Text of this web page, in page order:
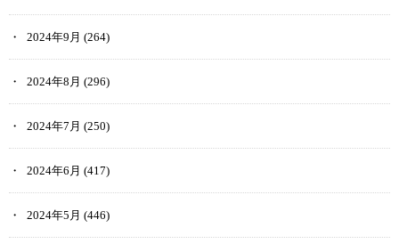
2024年9月 (264)
2024年8月 (296)
2024年7月 (250)
2024年6月 (417)
2024年5月 (446)